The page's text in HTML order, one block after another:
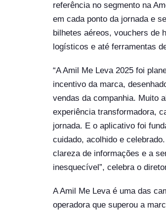
referência no segmento na
em cada ponto da jornada e
bilhetes aéreos, vouchers de
logísticos e até ferramentas
“A Amil Me Leva 2025 foi
incentivo da marca,
vendas da companhia. Muito
experiência transformadora,
jornada. E o aplicativo foi
cuidado, acolhido e
clareza de informações e a
inesquecível”, celebra o
A Amil Me Leva é uma das
operadora que superou a